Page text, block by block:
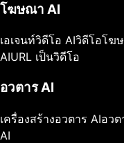
โฆษณา AI
เอเจนท์วิดีโอ AIวิดีโอโฆ
AIURL เป็นวิดีโอ
อวตาร AI
เครื่องสร้างอวตาร AIอว
AI